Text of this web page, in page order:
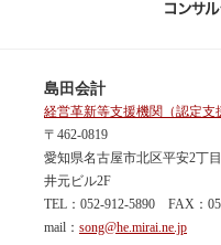
島田会計
経営革新等支援機関（認定支
〒462-0819
愛知県名古屋市北区平安2丁
井元ビル2F
TEL：052-912-5890 FAX：
mail： song@he.mirai.ne.jp